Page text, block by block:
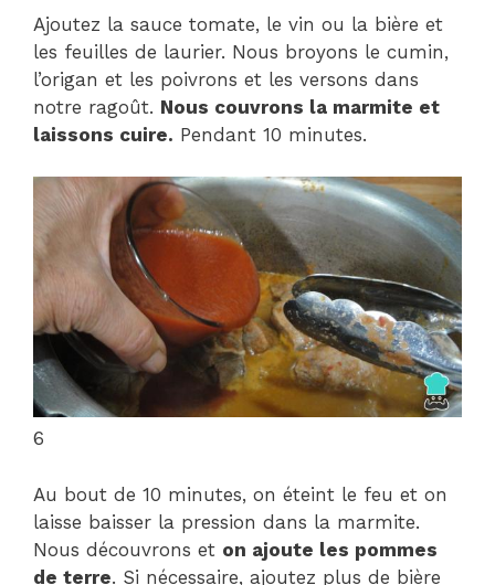
Ajoutez la sauce tomate, le vin ou la bière et
les feuilles de laurier. Nous broyons le cumin,
l’origan et les poivrons et les versons dans
notre ragoût. Nous couvrons la marmite et
laissons cuire. Pendant 10 minutes.
6
Au bout de 10 minutes, on éteint le feu et on
laisse baisser la pression dans la marmite.
Nous découvrons et on ajoute les pommes
de terre. Si nécessaire, ajoutez plus de bière